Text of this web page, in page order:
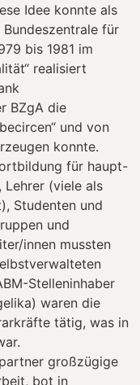
Idee konnte als
für
bis 1981 im
realisiert
BZgA die
und von
konnte.
für haupt-
Lehrer (viele als
Studenten und
und
innen mussten
Stelleninhaber
waren die
tätig, was in
großzügige
bot in